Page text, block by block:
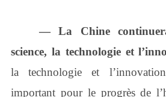
― La Chine
science, la technologie et
la technologie et
important pour le progrès de